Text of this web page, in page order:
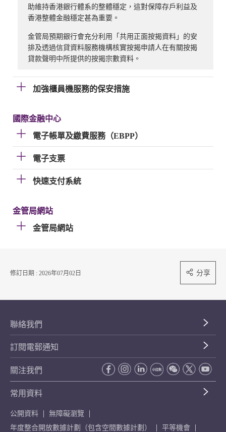
助維持香港銀行體系的整體穩定，這對保障存戶利益及
香港整體金融穩定甚為重要。
金管局預期銀行會充分利用「共用正面按揭資料」的安
排及透過信貸資料服務機構核實按揭申請人在有關按揭
貸款聲明中所提供的按揭宗數資料。
加強櫃員機服務的保安措施
國際金融中心
電子帳單及繳費服務（EBPP）
電子支票
快速支付系統
金管局網站
金管局網站
修訂日期 : 2026年07月02日 分享
聯絡我們
訂閱電郵通知
關注我們
常用資料
公開資料
無障礙瀏覽
年度整合開放數據計劃（包含空間數據計劃）
平等機會